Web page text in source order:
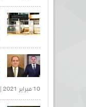
10 فبراير 2021 |